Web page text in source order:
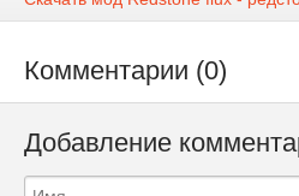
Комментарии (0)
Добавление